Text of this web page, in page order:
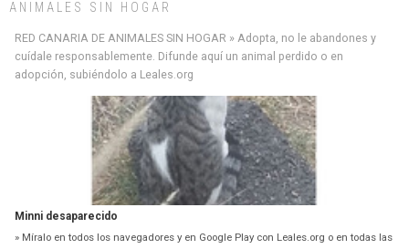
ANIMALES SIN HOGAR
RED CANARIA DE ANIMALES SIN HOGAR » Adopta, no le abandones y
cuídale responsablemente. Difunde aquí un animal perdido o en
adopción, subiéndolo a Leales.org
Minni desaparecido
» Míralo en todos los navegadores y en Google Play con Leales.org o en todas las